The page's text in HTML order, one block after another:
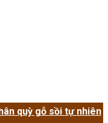
quỳ gỗ sồi tự nhiên